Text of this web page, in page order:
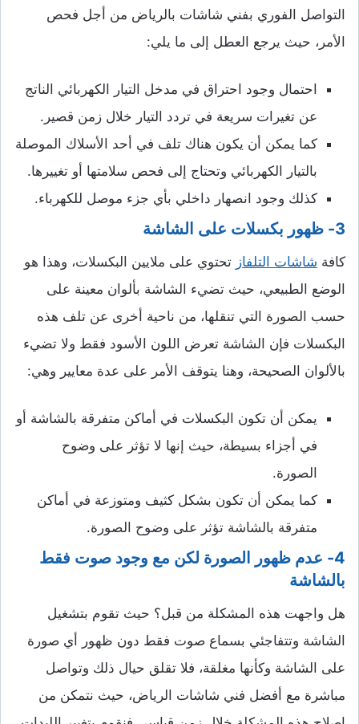
التواصل الفوري بفني شاشات بالرياض من أجل فحص
الأمر، حيث يرجع العطل إلى ما يلي:
احتمال وجود احتراق في مدخل التيار الكهربائي الناتج
عن تغيرات سريعة في تردد التيار خلال زمن قصير.
كما يمكن أن يكون هناك تلف في أحد الأسلاك الموصلة
بالتيار الكهربائي وتحتاج إلى فحص سلامتها أو تغييرها.
كذلك وجود انصهار داخلي بأي جزء موصل للكهرباء.
3- ظهور بكسلات على الشاشة
كافة شاشات التلفاز تحتوي على ملايين البكسلات، وهذا هو
الوضع الطبيعي، حيث تضيء الشاشة بألوان معينة على
حسب الصورة التي تنقلها، من ناحية أخرى عن تلف هذه
البكسلات فإن الشاشة تعرض اللون الأسود فقط ولا تضيء
بالألوان الصحيحة، وهنا يتوقف الأمر على عدة معايير وهي:
يمكن أن تكون البكسلات في أماكن متفرقة بالشاشة أو
في أجزاء بسيطة، حيث إنها لا تؤثر على وضوح
الصورة.
كما يمكن أن تكون بشكل كثيف ومتوزعة في أماكن
متفرقة بالشاشة تؤثر على وضوح الصورة.
4- عدم ظهور الصورة لكن مع وجود صوت فقط
بالشاشة
هل واجهت هذه المشكلة من قبل؟ حيث تقوم بتشغيل
الشاشة وتتفاجئي بسماع صوت فقط دون ظهور أي صورة
على الشاشة وكأنها مغلقة، فلا تقلق حيال ذلك وتواصل
مباشرة مع أفضل فني شاشات الرياض، حيث نتمكن من